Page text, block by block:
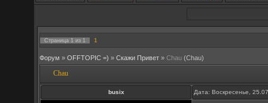
Страница 1 из 1 1
Форум » OFFTOPIC =) » Скажи Привет » Chau (Chau)
Chau
busix Дата: Воскресенье,